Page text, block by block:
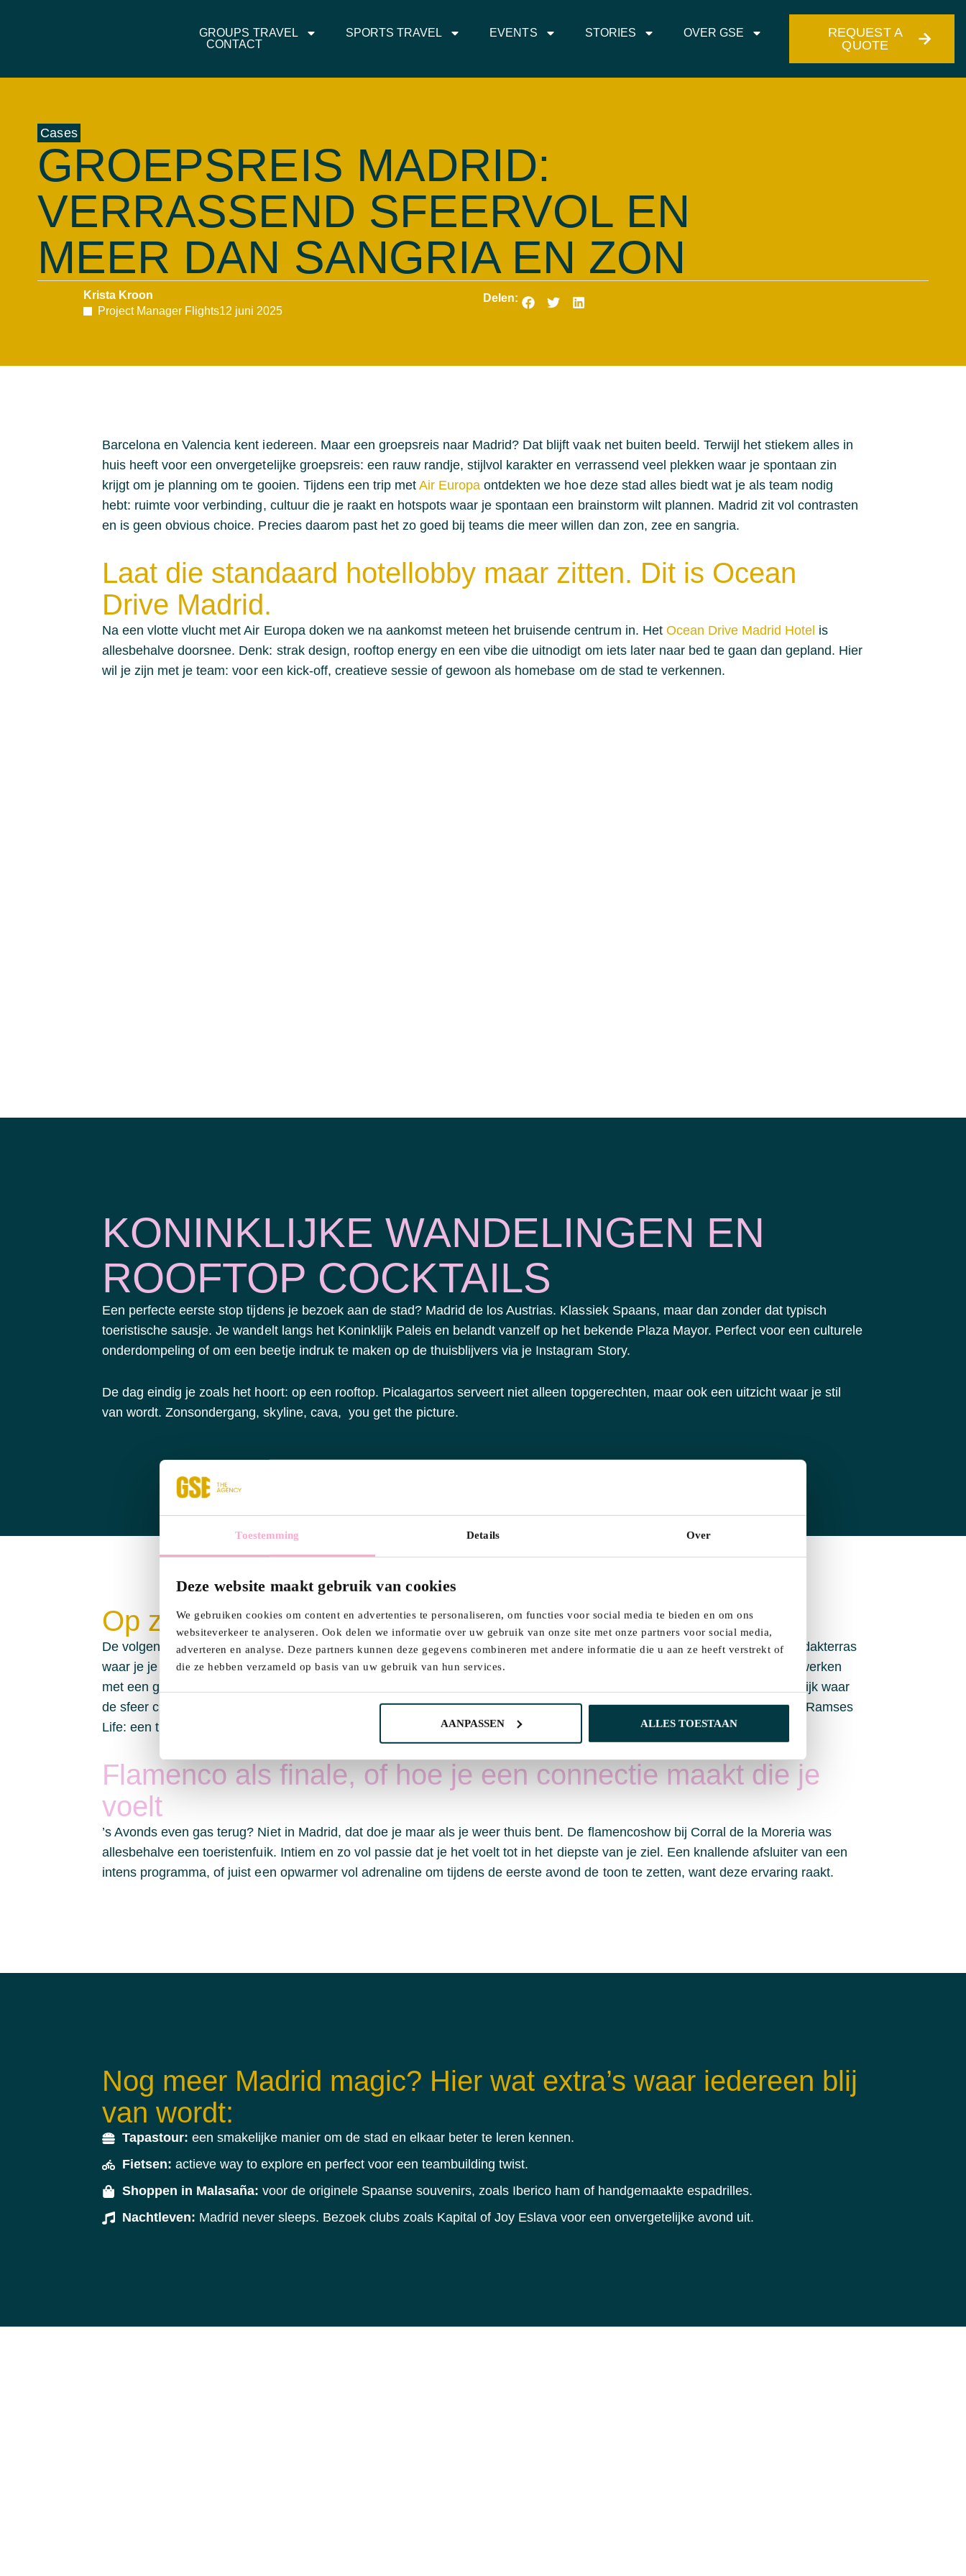
Toestemming Details Over
Deze website maakt gebruik van cookies
We gebruiken cookies om content en advertenties te personaliseren, om functies voor social media te bieden en om ons
websiteverkeer te analyseren. Ook delen we informatie over uw gebruik van onze site met onze partners voor social media,
adverteren en analyse. Deze partners kunnen deze gegevens combineren met andere informatie die u aan ze heeft verstrekt of
die ze hebben verzameld op basis van uw gebruik van hun services.
AANPASSEN ALLES TOESTAAN
CONTACT
REQUEST
INFO
GROUPS TRAVEL SPORTS TRAVEL EVENTS STORIES
OVER GSE
CONTACT
REQUEST A
QUOTE
Cases
GROEPSREIS MADRID:
VERRASSEND SFEERVOL EN
MEER DAN SANGRIA EN ZON
Krista Kroon
Project Manager Flights12 juni 2025
Delen:
Barcelona en Valencia kent iedereen. Maar een groepsreis naar Madrid? Dat blijft vaak net buiten beeld. Terwijl het stiekem alles in
huis heeft voor een onvergetelijke groepsreis: een rauw randje, stijlvol karakter en verrassend veel plekken waar je spontaan zin
krijgt om je planning om te gooien. Tijdens een trip metAir Europa ontdekten we hoe deze stad alles biedt wat je als team nodig
hebt: ruimte voor verbinding, cultuur die je raakt en hotspots waar je spontaan een brainstorm wilt plannen. Madrid zit vol contrasten
en is geen obvious choice. Precies daarom past het zo goed bij teams die meer willen dan zon, zee en sangria.
Laat die standaard hotellobby maar zitten. Dit is Ocean
Drive Madrid.
Na een vlotte vlucht met Air Europa doken we na aankomst meteen het bruisende centrum in. Het Ocean Drive Madrid Hotel is
allesbehalve doorsnee. Denk: strak design, rooftop energy en een vibe die uitnodigt om iets later naar bed te gaan dan gepland. Hier
wil je zijn met je team: voor een kick-off, creatieve sessie of gewoon als homebase om de stad te verkennen.
KONINKLIJKE WANDELINGEN EN
ROOFTOP COCKTAILS
Een perfecte eerste stop tijdens je bezoek aan de stad? Madrid de los Austrias. Klassiek Spaans, maar dan zonder dat typisch
toeristische sausje. Je wandelt langs het Koninklijk Paleis en belandt vanzelf op het bekende Plaza Mayor. Perfect voor een culturele
onderdompeling of om een beetje indruk te maken op de thuisblijvers via je Instagram Story.
De dag eindig je zoals het hoort: op een rooftop. Picalagartos serveert niet alleen topgerechten, maar ook een uitzicht waar je stil
van wordt. Zonsondergang, skyline, cava, you get the picture.
Op zoek naar verdieping? Madrid delivers.
De volgende dag verkenden we het Circulo de Bellas Artes; een cultureel powerhouse met expositieruimtes, zalen en een dakterras
waar je je event meteen ziet gebeuren. Denk aan break-outs met uitzicht over Madrid, brainstorms in de open lucht en netwerken
met een glas rioja in je hand. En ja, dat is net zo goed als het klinkt. Wandel daarna door Barrio de las Letras, de literaire wijk waar
de sfeer creativiteit ademt. Kleinere teamsessies? Storytelling workshops? Hier kan het allemaal. En daarna? Uitblazen bij Ramses
Life: een tikje extravagant en daarom maakt het indruk.
Flamenco als finale, of hoe je een connectie maakt die je
voelt
’s Avonds even gas terug? Niet in Madrid, dat doe je maar als je weer thuis bent. De flamencoshow bij Corral de la Moreria was
allesbehalve een toeristenfuik. Intiem en zo vol passie dat je het voelt tot in het diepste van je ziel. Een knallende afsluiter van een
intens programma, of juist een opwarmer vol adrenaline om tijdens de eerste avond de toon te zetten, want deze ervaring raakt.
Nog meer Madrid magic? Hier wat extra’s waar iedereen blij
van wordt:
Tapastour: een smakelijke manier om de stad en elkaar beter te leren kennen.
Fietsen: actieve way to explore en perfect voor een teambuilding twist.
Shoppen in Malasaña: voor de originele Spaanse souvenirs, zoals Iberico ham of handgemaakte espadrilles.
Nachtleven: Madrid never sleeps. Bezoek clubs zoals Kapital of Joy Eslava voor een onvergetelijke avond uit.